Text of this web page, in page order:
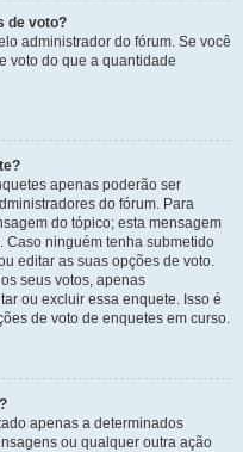
de voto?
administrador do fórum. Se você
voto do que a quantidade
apenas poderão ser
do fórum. Para
do tópico; esta mensagem
Caso ninguém tenha submetido
editar as suas opções de voto.
seus votos, apenas
ou excluir essa enquete. Isso é
de voto de enquetes em curso.
apenas a determinados
ou qualquer outra ação